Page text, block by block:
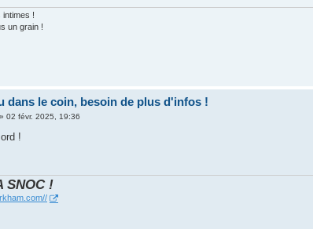
intimes !
un grain !
dans le coin, besoin de plus d'infos !
» 02 févr. 2025, 19:36
!
SNOC !